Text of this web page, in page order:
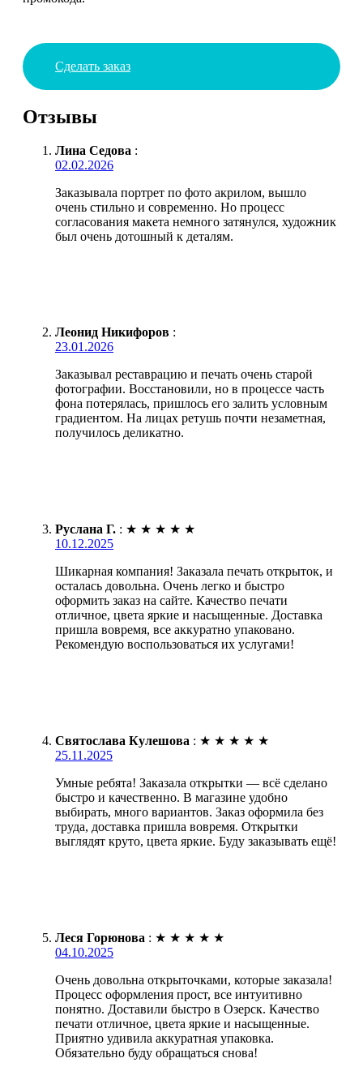
Сделать заказ
Отзывы
Лина Седова :
02.02.2026
Заказывала портрет по фото акрилом, вышло
очень стильно и современно. Но процесс
согласования макета немного затянулся, художник
был очень дотошный к деталям.
Леонид Никифоров :
23.01.2026
Заказывал реставрацию и печать очень старой
фотографии. Восстановили, но в процессе часть
фона потерялась, пришлось его залить условным
градиентом. На лицах ретушь почти незаметная,
получилось деликатно.
Руслана Г. : ★ ★ ★ ★ ★
10.12.2025
Шикарная компания! Заказала печать открыток, и
осталась довольна. Очень легко и быстро
оформить заказ на сайте. Качество печати
отличное, цвета яркие и насыщенные. Доставка
пришла вовремя, все аккуратно упаковано.
Рекомендую воспользоваться их услугами!
Святослава Кулешова : ★ ★ ★ ★ ★
25.11.2025
Умные ребята! Заказала открытки — всё сделано
быстро и качественно. В магазине удобно
выбирать, много вариантов. Заказ оформила без
труда, доставка пришла вовремя. Открытки
выглядят круто, цвета яркие. Буду заказывать ещё!
Леся Горюнова : ★ ★ ★ ★ ★
04.10.2025
Очень довольна открыточками, которые заказала!
Процесс оформления прост, все интуитивно
понятно. Доставили быстро в Озерск. Качество
печати отличное, цвета яркие и насыщенные.
Приятно удивила аккуратная упаковка.
Обязательно буду обращаться снова!